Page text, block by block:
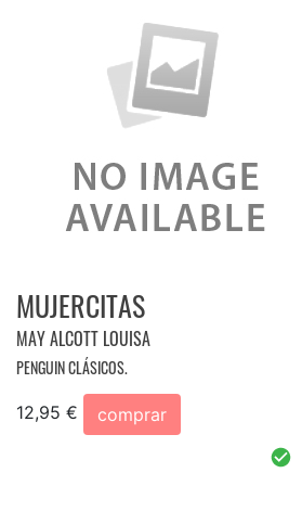
MUJERCITAS
MAY ALCOTT LOUISA
PENGUIN CLÁSICOS.
12,95 €
comprar